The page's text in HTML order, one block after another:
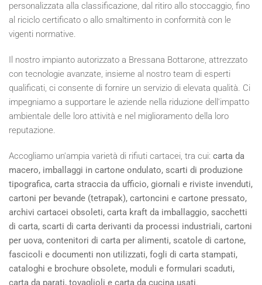
personalizzata alla classificazione, dal ritiro allo stoccaggio, fino
al riciclo certificato o allo smaltimento in conformità con le
vigenti normative.
Il nostro impianto autorizzato a Bressana Bottarone, attrezzato
con tecnologie avanzate, insieme al nostro team di esperti
qualificati, ci consente di fornire un servizio di elevata qualità. Ci
impegniamo a supportare le aziende nella riduzione dell'impatto
ambientale delle loro attività e nel miglioramento della loro
reputazione.
Accogliamo un'ampia varietà di rifiuti cartacei, tra cui: carta da
macero, imballaggi in cartone ondulato, scarti di produzione
tipografica, carta straccia da ufficio, giornali e riviste invenduti,
cartoni per bevande (tetrapak), cartoncini e cartone pressato,
archivi cartacei obsoleti, carta kraft da imballaggio, sacchetti
di carta, scarti di carta derivanti da processi industriali, cartoni
per uova, contenitori di carta per alimenti, scatole di cartone,
fascicoli e documenti non utilizzati, fogli di carta stampati,
cataloghi e brochure obsolete, moduli e formulari scaduti,
carta da parati, tovaglioli e carta da cucina usati.